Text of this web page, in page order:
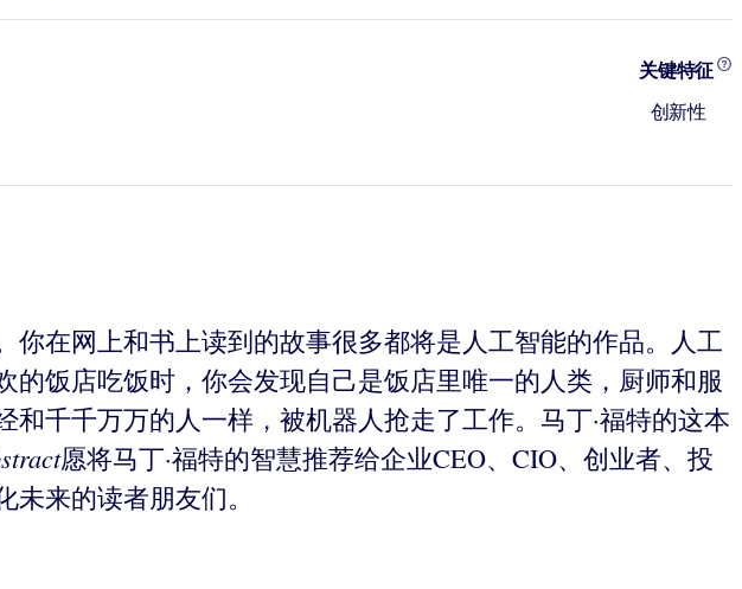
关键特征
创新性
在网上和书上读到的故事很多都将是人工智能的作品。人工
饭店吃饭时，你会发现自己是饭店里唯一的人类，厨师和服
千千万万的人一样，被机器人抢走了工作。马丁·福特的这本
愿将马丁·福特的智慧推荐给企业CEO、CIO、创业者、投
来的读者朋友们。